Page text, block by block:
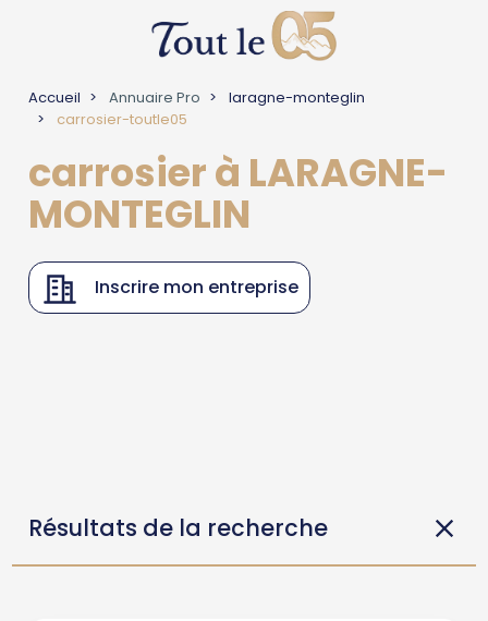
Accueil Annuaire Pro
laragne-monteglin
carrosier-toutle05
carrosier à LARAGNE-
MONTEGLIN
Inscrire mon entreprise
Résultats de la recherche